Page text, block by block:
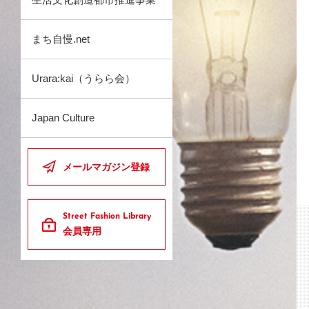
まち自慢.net
Urara:kai（うらら会）
Japan Culture
メールマガジン登録
Street Fashion Library
会員専用